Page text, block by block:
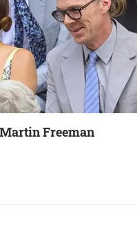
Freeman